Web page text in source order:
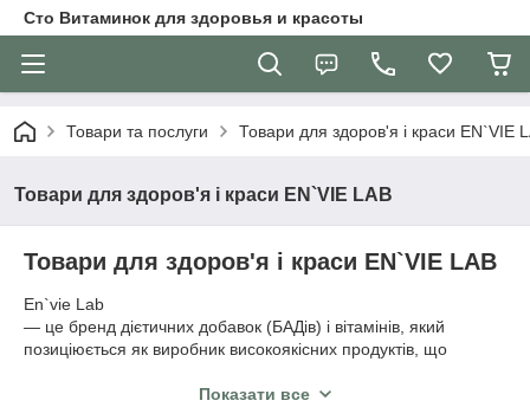
Сто Витаминок для здоровья и красоты
Товари та послуги Товари для здоров'я і краси EN`VIE
Товари для здоров'я і краси EN`VIE LAB
Товари для здоров'я і краси EN`VIE LAB
En`vie Lab
— це бренд дієтичних добавок (БАДів) і вітамінів, який
позиціюється як виробник високоякісних продуктів, що
як-от Peptan (Франція), DSM (Швейцарія) і BASF (Німеччина)
Показати все